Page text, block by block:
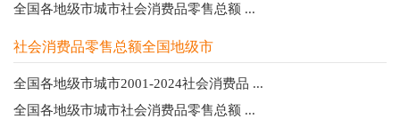
全国各地级市城市社会消费品零售总额 ...
社会消费品零售总额全国地级市
全国各地级市城市2001-2024社会消费品 ...
全国各地级市城市社会消费品零售总额 ...